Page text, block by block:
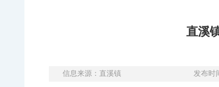
直溪
信息来源：直溪镇 发布时